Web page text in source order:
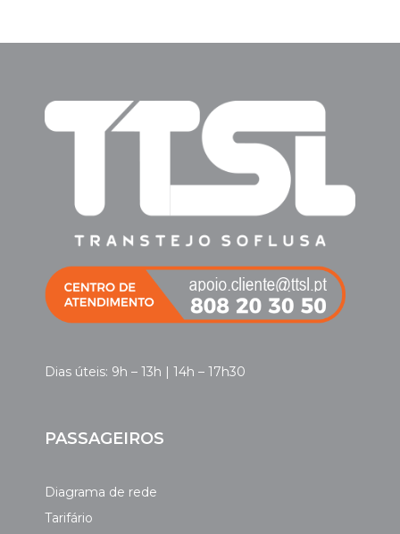
Dias úteis: 9h – 13h | 14h – 17h30
PASSAGEIROS
Diagrama de rede
Tarifário